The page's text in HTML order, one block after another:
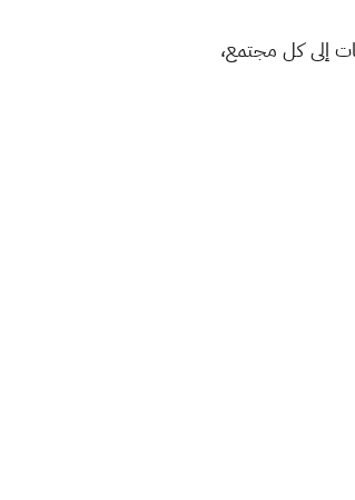
مجتمعات الجديدة، والتي تمكّن المستخدم من إضافة ما يصل إلى 10 مجموعات إلى كل مجتمع،